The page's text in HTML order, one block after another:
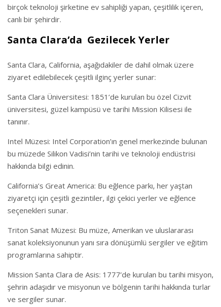
birçok teknoloji şirketine ev sahipliği yapan, çeşitlilik içeren,
canlı bir şehirdir.
Santa Clara’da Gezilecek Yerler
Santa Clara, California, aşağıdakiler de dahil olmak üzere
ziyaret edilebilecek çeşitli ilginç yerler sunar:
Santa Clara Üniversitesi: 1851’de kurulan bu özel Cizvit
üniversitesi, güzel kampüsü ve tarihi Mission Kilisesi ile
tanınır.
Intel Müzesi: Intel Corporation’ın genel merkezinde bulunan
bu müzede Silikon Vadisi’nin tarihi ve teknoloji endüstrisi
hakkında bilgi edinin.
California’s Great America: Bu eğlence parkı, her yaştan
ziyaretçi için çeşitli gezintiler, ilgi çekici yerler ve eğlence
seçenekleri sunar.
Triton Sanat Müzesi: Bu müze, Amerikan ve uluslararası
sanat koleksiyonunun yanı sıra dönüşümlü sergiler ve eğitim
programlarına sahiptir.
Mission Santa Clara de Asis: 1777’de kurulan bu tarihi misyon,
şehrin adaşıdır ve misyonun ve bölgenin tarihi hakkında turlar
ve sergiler sunar.